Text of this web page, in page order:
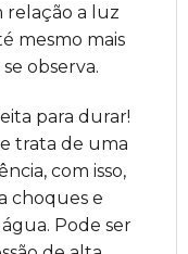
relação a luz
mesmo mais
observa.
para durar!
trata de uma
com isso,
choques e
Pode ser